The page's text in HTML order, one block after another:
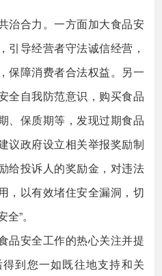
合力。一方面加大食品安
引导经营者守法诚信经营，
保障消费者合法权益。另一
全自我防范意识，购买食品
、保质期等，发现过期食品
议政府设立相关举报奖励制
给投诉人的奖励金，对违法
，以有效堵住安全漏洞，切
”。
安全工作的热心关注并提
到您一如既往地支持和关